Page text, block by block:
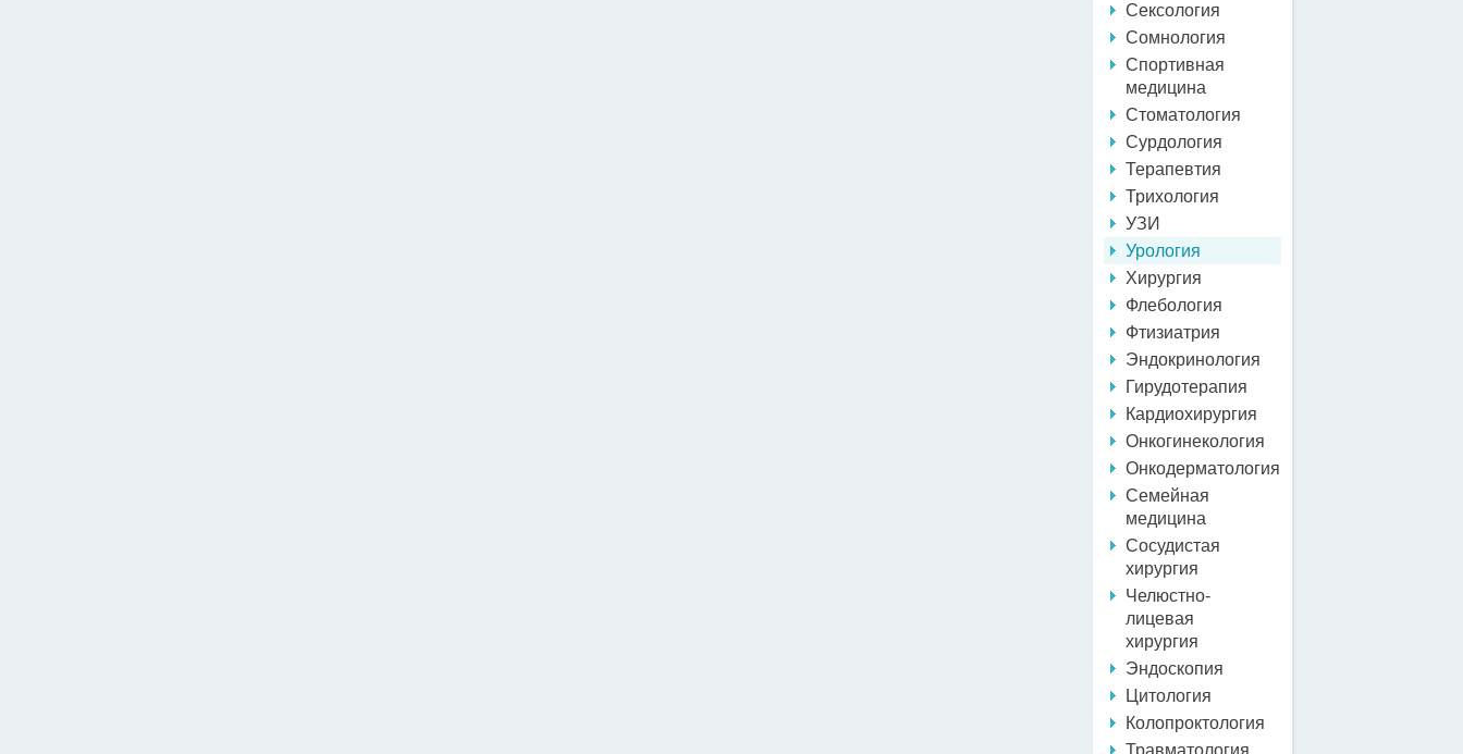
Сексология
Сомнология
Спортивная
медицина
Стоматология
Сурдология
Терапевтия
Трихология
УЗИ
Урология
Хирургия
Флебология
Фтизиатрия
Эндокринология
Гирудотерапия
Кардиохирургия
Онкогинекология
Онкодерматология
Семейная
медицина
Сосудистая
хирургия
Челюстно-
лицевая
хирургия
Эндоскопия
Цитология
Колопроктология
Травматология